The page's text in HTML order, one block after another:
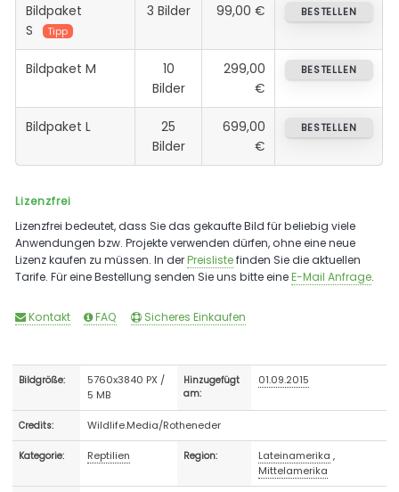
Bildpaket
S
Tipp
3 Bilder 99,00 € BESTELLEN
Bildpaket M
10
Bilder
299,00
€
BESTELLEN
Bildpaket L
25
Bilder
699,00
€
BESTELLEN
Lizenzfrei
Lizenzfrei bedeutet, dass Sie das gekaufte Bild für beliebig viele
Anwendungen bzw. Projekte verwenden dürfen, ohne eine neue
Lizenz kaufen zu müssen. In derPreislistefinden Sie die aktuellen
Tarife. Für eine Bestellung senden Sie uns bitte eineE-Mail Anfrage.
Kontakt FAQ Sicheres Einkaufen
Bildgröße:
5760x3840 PX /
5 MB
Hinzugefügt
am:
01.09.2015
Credits: Wildlife.Media/Rotheneder
Kategorie: Reptilien Region: Lateinamerika ,
Mittelamerika